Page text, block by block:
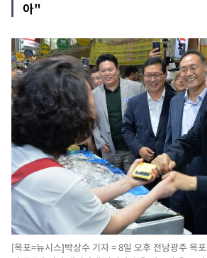
아"
[목포=뉴시스]박상수 기자 = 8일 오후 전남광주 목